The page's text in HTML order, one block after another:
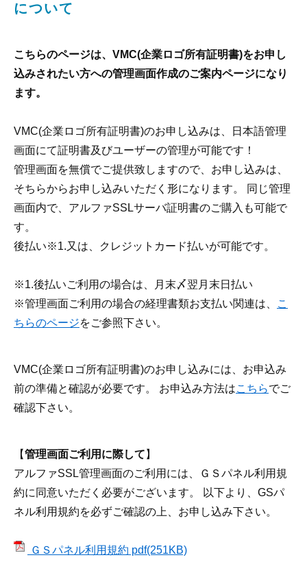
について
こちらのページは、VMC(企業ロゴ所有証明書)をお申し
込みされたい方への管理画面作成のご案内ページになり
ます。
VMC(企業ロゴ所有証明書)のお申し込みは、日本語管理
画面にて証明書及びユーザーの管理が可能です！
管理画面を無償でご提供致しますので、お申し込みは、
そちらからお申し込みいただく形になります。 同じ管理
画面内で、アルファSSLサーバ証明書のご購入も可能で
す。
後払い※1.又は、クレジットカード払いが可能です。
※1.後払いご利用の場合は、月末〆翌月末日払い
※管理画面ご利用の場合の経理書類お支払い関連は、
こ
ちらのページをご参照下さい。
VMC(企業ロゴ所有証明書)のお申し込みには、お申込み
前の準備と確認が必要です。 お申込み方法はこちらでご
確認下さい。
【管理画面ご利用に際して 】
アルファSSL管理画面のご利用には、ＧＳパネル利用規
約に同意いただく必要がございます。 以下より、GSパ
ネル利用規約を必ずご確認の上、お申し込み下さい。
ＧＳパネル利用規約 pdf(251KB)